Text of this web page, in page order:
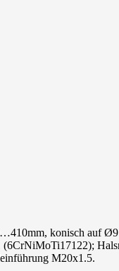
konisch auf
M20x1.5.